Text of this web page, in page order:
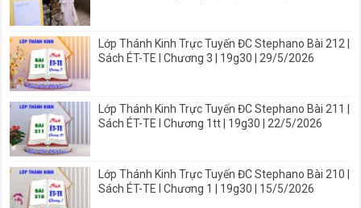
Lớp Thánh Kinh Trực Tuyến ĐC Stephano Bài 212 |
Sách ÉT-TE I Chương 3 | 19g30 | 29/5/2026
Lớp Thánh Kinh Trực Tuyến ĐC Stephano Bài 211 |
Sách ÉT-TE I Chương 1tt | 19g30 | 22/5/2026
Lớp Thánh Kinh Trực Tuyến ĐC Stephano Bài 210 |
Sách ÉT-TE I Chương 1 | 19g30 | 15/5/2026